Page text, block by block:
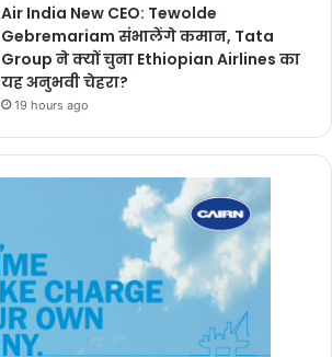
Air India New CEO: Tewolde
Gebremariam संभालेंगे कमान, Tata
Group ने क्यों चुना Ethiopian Airlines का
यह अनुभवी चेहरा?
19 hours ago